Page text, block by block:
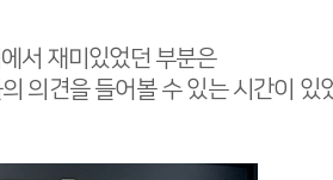
서 재미있었던 부분은
의견을 들어볼 수 있는 시간이 있